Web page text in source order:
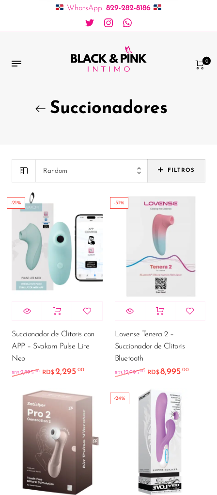
WhatsApp: 829-282-8186
0
Succionadores
Random FILTROS
-21%
Succionador de Clitoris con
APP – Svakom Pulse Lite
Neo
RD$ 2,895.00 El precio original era: RD$2,895.00.
RD$2,295.00El precio actual es: RD$2,295.00.
-31%
Lovense Tenera 2 –
Succionador de Clitoris
Bluetooth
RD$ 12,995.00 El precio original
RD$8,995.00El
-24%